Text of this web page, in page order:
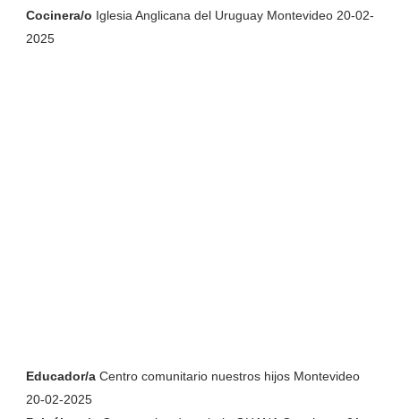
Cocinera/o Iglesia Anglicana del Uruguay Montevideo 20-02-
2025
Educador/aCentro comunitario nuestros hijos Montevideo
20-02-2025